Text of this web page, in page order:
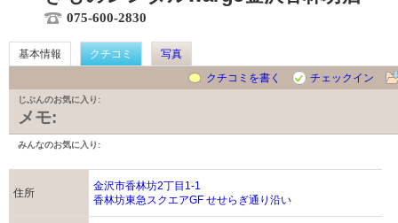
075-600-2830
基本情報 クチコミ
写真
クチコミを書く
チェックイン
じぶんのお気に入り:
メモ:
みんなのお気に入り:
住所
金沢市香林坊2丁目1-1
香林坊東急スクエアGF せせらぎ通り沿い